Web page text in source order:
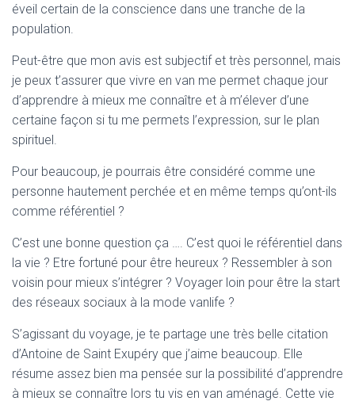
éveil certain de la conscience dans une tranche de la
population.
Peut-être que mon avis est subjectif et très personnel, mais
je peux t’assurer que vivre en van me permet chaque jour
d’apprendre à mieux me connaître et à m’élever d’une
certaine façon si tu me permets l’expression, sur le plan
spirituel.
Pour beaucoup, je pourrais être considéré comme une
personne hautement perchée et en même temps qu’ont-ils
comme référentiel ?
C’est une bonne question ça …. C’est quoi le référentiel dans
la vie ? Etre fortuné pour être heureux ? Ressembler à son
voisin pour mieux s’intégrer ? Voyager loin pour être la start
des réseaux sociaux à la mode vanlife ?
S’agissant du voyage, je te partage une très belle citation
d’Antoine de Saint Exupéry que j’aime beaucoup. Elle
résume assez bien ma pensée sur la possibilité d’apprendre
à mieux se connaître lors tu vis en van aménagé. Cette vie